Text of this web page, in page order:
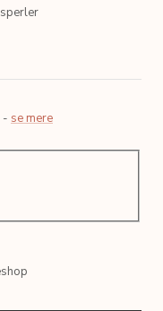
CHAIN LETTER
- se mere